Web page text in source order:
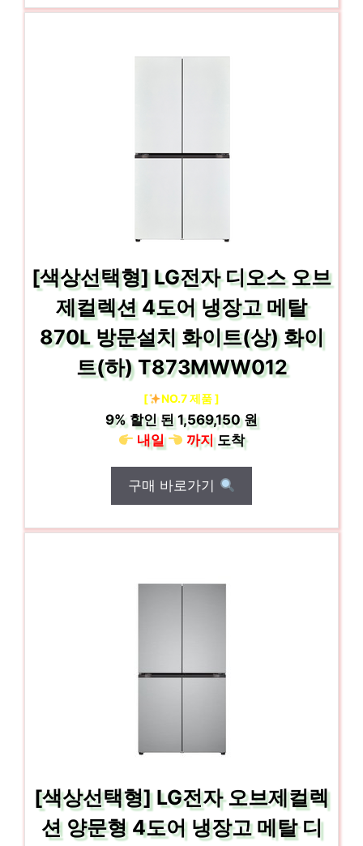
[색상선택형] LG전자 디오스 오브
제컬렉션 4도어 냉장고 메탈
870L 방문설치 화이트(상) 화이
트(하) T873MWW012
[ NO.7 제품 ]
9%할인 된1,569,150 원
내일
까지도착
구매 바로가기
[색상선택형] LG전자 오브제컬렉
션 양문형 4도어 냉장고 메탈 디